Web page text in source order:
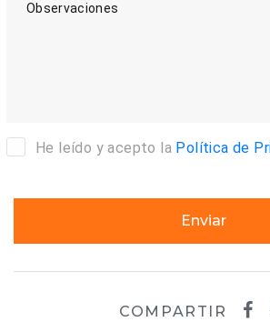
Observaciones
He leído y acepto la Política de
Enviar
COMPARTIR